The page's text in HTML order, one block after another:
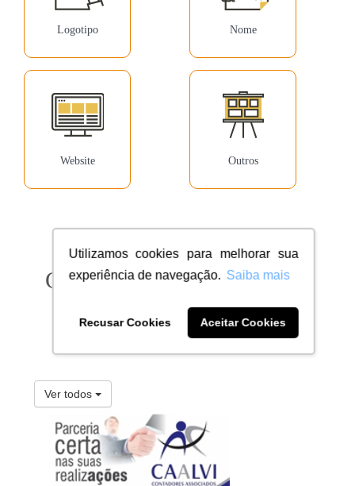
Utilizamos cookies para melhorar sua
experiência de navegação. Saiba mais
Recusar Cookies Aceitar Cookies
Logotipo Nome
Website Outros
Ver todos
Confira milhares de clientes
dentro do seu segmento